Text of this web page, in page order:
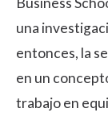
una
entonces, la
en un
trabajo en